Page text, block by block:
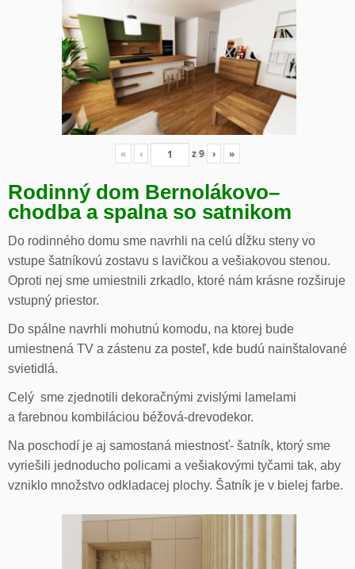
« ‹ z9 › »
Rodinný dom Bernolákovo–
chodba a spalna so satnikom
Do rodinného domu sme navrhli na celú dĺžku steny vo
vstupe šatníkovú zostavu s lavičkou a vešiakovou stenou.
Oproti nej sme umiestnili zrkadlo, ktoré nám krásne rozširuje
vstupný priestor.
Do spálne navrhli mohutnú komodu, na ktorej bude
umiestnená TV a zástenu za posteľ, kde budú nainštalované
svietidlá.
Celý sme zjednotili dekoračnými zvislými lamelami
a farebnou kombiláciou béžová-drevodekor.
Na poschodí je aj samostaná miestnosť- šatník, ktorý sme
vyriešili jednoducho policami a vešiakovými tyčami tak, aby
vzniklo množstvo odkladacej plochy. Šatník je v bielej farbe.